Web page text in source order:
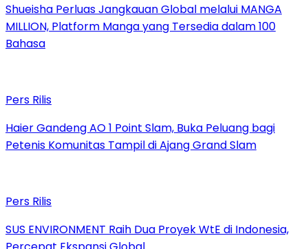
Shueisha Perluas Jangkauan Global melalui MANGA
MILLION, Platform Manga yang Tersedia dalam 100
Bahasa
Pers Rilis
Haier Gandeng AO 1 Point Slam, Buka Peluang bagi
Petenis Komunitas Tampil di Ajang Grand Slam
Pers Rilis
SUS ENVIRONMENT Raih Dua Proyek WtE di Indonesia,